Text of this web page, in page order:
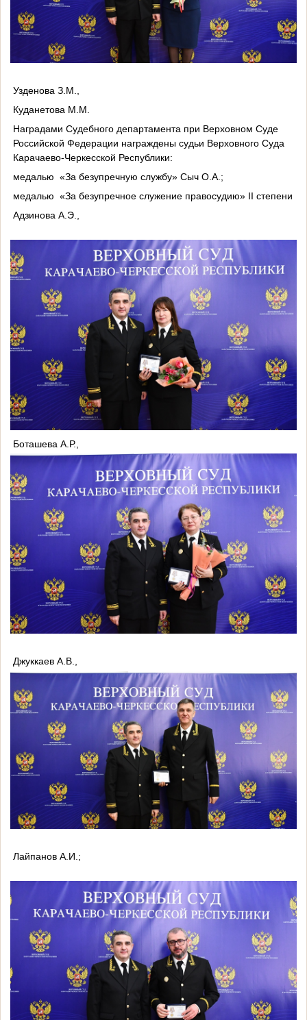
Узденова З.М.,
Куданетова М.М.
Наградами Судебного департамента при Верховном Суде
Российской Федерации награждены судьи Верховного Суда
Карачаево-Черкесской Республики:
медалью «За безупречную службу» Сыч О.А.;
медалью «За безупречное служение правосудию» II степени
Адзинова А.Э.,
Боташева А.Р.,
Джуккаев А.В.,
Лайпанов А.И.;